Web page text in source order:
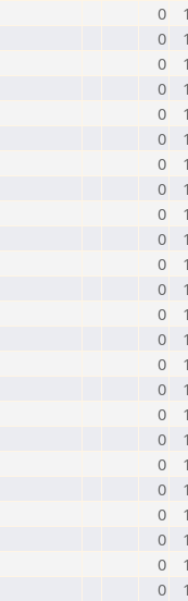
0
0
0
0
0
0
0
0
0
0
0
0
0
0
0
0
0
0
0
0
0
0
0
0